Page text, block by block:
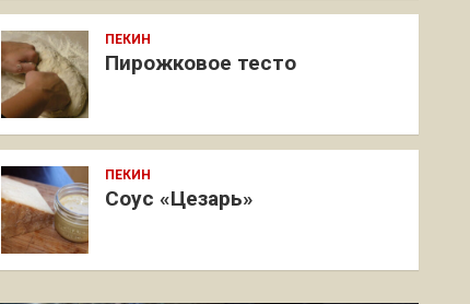
ПЕКИН
Пирожковое тесто
ПЕКИН
Соус «Цезарь»